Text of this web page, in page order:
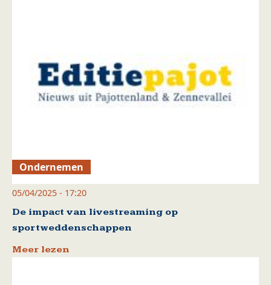
Ondernemen
05/04/2025 - 17:20
De impact van livestreaming op
sportweddenschappen
Meer lezen